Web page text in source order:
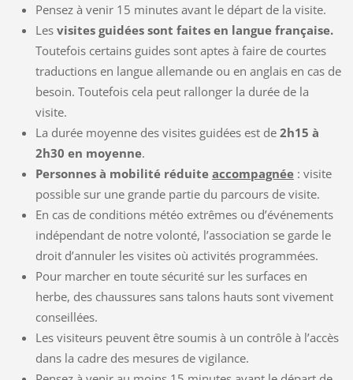
Pensez à venir 15 minutes avant le départ de la visite.
Les visites guidées sont faites en langue française.
Toutefois certains guides sont aptes à faire de courtes
traductions en langue allemande ou en anglais en cas de
besoin. Toutefois cela peut rallonger la durée de la
visite.
La durée moyenne des visites guidées est de 2h15 à
2h30 en moyenne.
Personnes à mobilité réduite accompagnée: visite
possible sur une grande partie du parcours de visite.
En cas de conditions météo extrêmes ou d’événements
indépendant de notre volonté, l’association se garde le
droit d’annuler les visites où activités programmées.
Pour marcher en toute sécurité sur les surfaces en
herbe, des chaussures sans talons hauts sont vivement
conseillées.
Les visiteurs peuvent être soumis à un contrôle à l’accès
dans la cadre des mesures de vigilance.